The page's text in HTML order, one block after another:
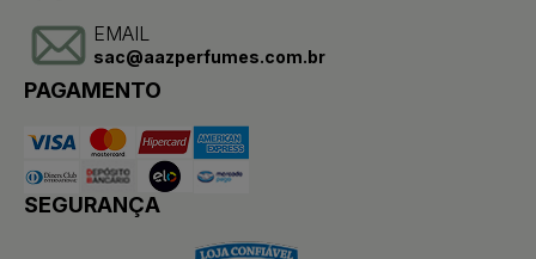
EMAIL
sac@aazperfumes.com.br
PAGAMENTO
SEGURANÇA